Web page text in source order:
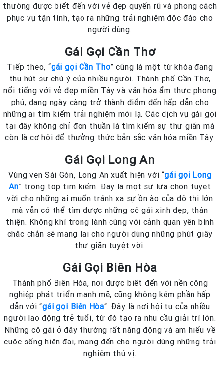
thường được biết đến với vẻ đẹp quyến rũ và phong cách
phục vụ tận tình, tạo ra những trải nghiệm độc đáo cho
người dùng.
Gái Gọi Cần Thơ
Tiếp theo, “gái gọi Cần Thơ” cũng là một từ khóa đang
thu hút sự chú ý của nhiều người. Thành phố Cần Thơ,
nổi tiếng với vẻ đẹp miền Tây và văn hóa ẩm thực phong
phú, đang ngày càng trở thành điểm đến hấp dẫn cho
những ai tìm kiếm trải nghiệm mới lạ. Các dịch vụ gái gọi
tại đây không chỉ đơn thuần là tìm kiếm sự thư giãn mà
còn là cơ hội để thưởng thức bản sắc văn hóa miền Tây.
Gái Gọi Long An
Vùng ven Sài Gòn, Long An xuất hiện với “gái gọi Long
An” trong top tìm kiếm. Đây là một sự lựa chọn tuyệt
vời cho những ai muốn tránh xa sự ồn ào của đô thị lớn
mà vẫn có thể tìm được những cô gái xinh đẹp, thân
thiện. Không khí trong lành cùng với cảnh quan yên bình
chắc chắn sẽ mang lại cho người dùng những phút giây
thư giãn tuyệt vời.
Gái Gọi Biên Hòa
Thành phố Biên Hòa, nơi được biết đến với nền công
nghiệp phát triển mạnh mẽ, cũng không kém phần hấp
dẫn với “gái gọi Biên Hòa“. Đây là nơi hội tụ của nhiều
người lao động trẻ tuổi, từ đó tạo ra nhu cầu giải trí lớn.
Những cô gái ở đây thường rất năng động và am hiểu về
cuộc sống hiện đại, mang đến cho người dùng những trải
nghiệm thú vị.